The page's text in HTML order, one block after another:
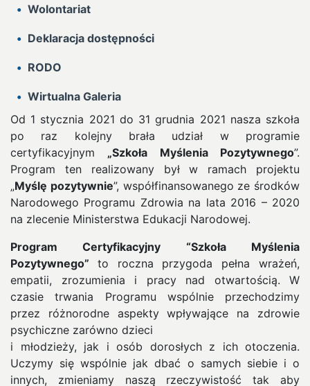
Wolontariat
Deklaracja dostępności
RODO
Wirtualna Galeria
Od 1 stycznia 2021 do 31 grudnia 2021 nasza szkoła
po raz kolejny brała udział w programie
certyfikacyjnym „Szkoła Myślenia Pozytywnego”.
Program ten realizowany był w ramach projektu
„Myślę pozytywnie”, współfinansowanego ze środków
Narodowego Programu Zdrowia na lata 2016 – 2020
na zlecenie Ministerstwa Edukacji Narodowej.
Program Certyfikacyjny “Szkoła Myślenia
Pozytywnego” to roczna przygoda pełna wrażeń,
empatii, zrozumienia i pracy nad otwartością. W
czasie trwania Programu wspólnie przechodzimy
przez różnorodne aspekty wpływające na zdrowie
psychiczne zarówno dzieci
i młodzieży, jak i osób dorosłych z ich otoczenia.
Uczymy się wspólnie jak dbać o samych siebie i o
innych, zmieniamy naszą rzeczywistość tak aby